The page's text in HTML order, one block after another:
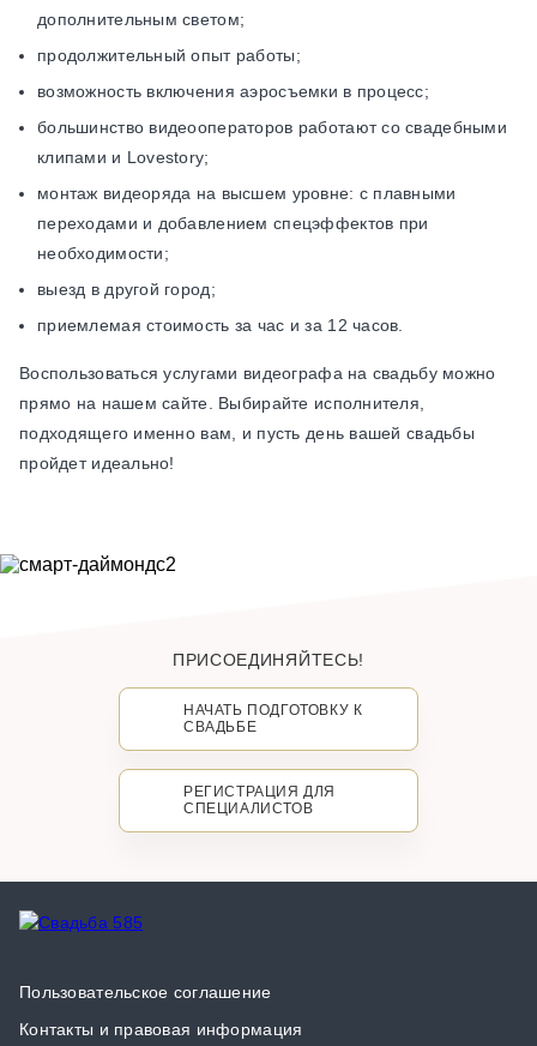
дополнительным светом;
продолжительный опыт работы;
возможность включения аэросъемки в процесс;
большинство видеооператоров работают со свадебными
клипами и Lovestory;
монтаж видеоряда на высшем уровне: с плавными
переходами и добавлением спецэффектов при
необходимости;
выезд в другой город;
приемлемая стоимость за час и за 12 часов.
Воспользоваться услугами видеографа на свадьбу можно
прямо на нашем сайте. Выбирайте исполнителя,
подходящего именно вам, и пусть день вашей свадьбы
пройдет идеально!
ПРИСОЕДИНЯЙТЕСЬ!
НАЧАТЬ ПОДГОТОВКУ К
СВАДЬБЕ
РЕГИСТРАЦИЯ ДЛЯ
СПЕЦИАЛИСТОВ
Пользовательское соглашение
Контакты и правовая информация